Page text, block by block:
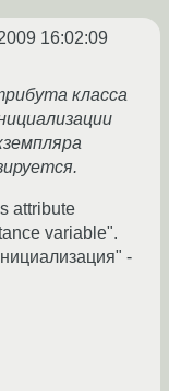
16:02:09
класса
attribute
variable".
-